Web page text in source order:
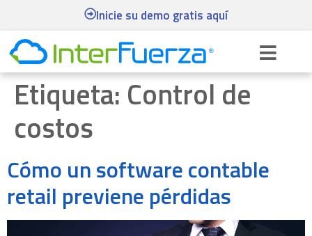
Inicie su demo gratis aquí
Etiqueta: Control de
costos
Cómo un software contable
retail previene pérdidas